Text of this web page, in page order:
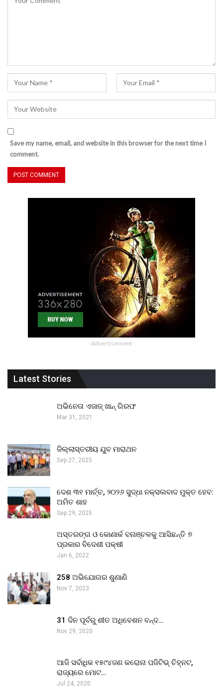
Save my name, email, and website in this browser for the next time I
comment.
- Advertisement -
Latest Stories
ଅଭିନେତା ଏଜାଜ୍ ଖାନ୍ ଗିରଫ
Mar 31, 2021
ଜିଲ୍ଲାସ୍ତରୀୟ ଯୁବ ମାରାଥନ
Sep 27, 2025
ଦେଶ ୩୧ ମାର୍ଚ୍ଚ, ୨୦୨୬ ସୁଦ୍ଧା ନକ୍ସଲବାଦ ମୁକ୍ତ ହେବ:
ଅମିତ ଶାହ
Sep 29, 2025
ଅସ୍ତରଙ୍ଗ ଓ କୋଣାର୍କ ବନାଞ୍ଚଳକୁ ଆସିଛନ୍ତି ୭
ପ୍ରକାର ବିଦେଶୀ ପକ୍ଷୀ
Jan 6, 2022
258 ଅଭିଯୋଗର ଶୁଣାଣି
Nov 7, 2023
31 ଦିନ ପୂର୍ବରୁ ଶୀତ ଅଧିବେଶନ ବନ୍ଦ…
Nov 29, 2020
ଆଜି ସର୍ବାଧିକ ୧୫୯୪ଜଣ କରୋନା ପଜିଟିଭ୍ ଚିହ୍ନଟ,
ରାଜ୍ୟରେ ମୋଟ…
Jul 24, 2020